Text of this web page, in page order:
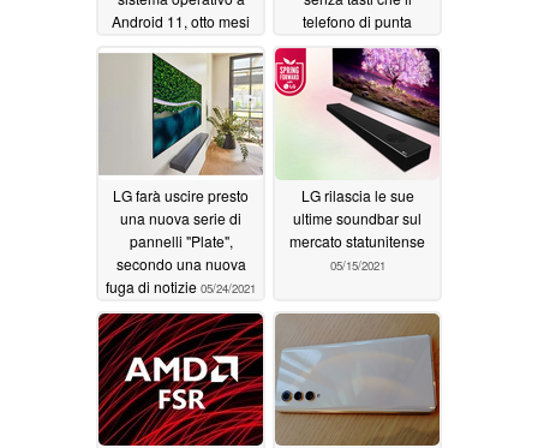
Android 11, otto mesi
06/09/2021
telefono di punta
avrebbe potuto essere
06/06/2021
LG farà uscire presto
una nuova serie di
pannelli "Plate",
secondo una nuova
fuga di notizie 05/24/2021
LG rilascia le sue
ultime soundbar sul
mercato statunitense
05/15/2021